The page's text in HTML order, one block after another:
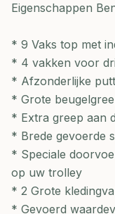
Eigenschappen
* 9 Vaks top met
* 4 vakken voor
* Afzonderlijke
* Grote
* Extra greep aan
* Brede gevoerde
* Speciale
op uw trolley
* 2 Grote
* Gevoerd